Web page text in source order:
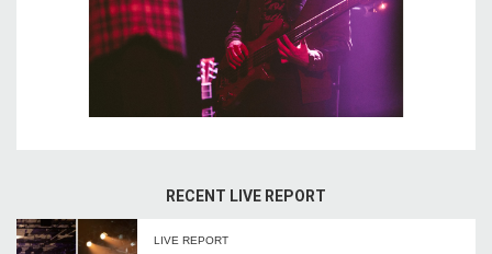
RECENT LIVE REPORT
LIVE REPORT